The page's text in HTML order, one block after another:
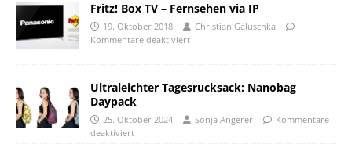
Fritz! Box TV – Fernsehen via IP
19. Oktober 2018
Christian Galuschka
Kommentare deaktiviert
Ultraleichter Tagesrucksack: Nanobag
Daypack
25. Oktober 2024 Sonja Angerer
Kommentare
deaktiviert